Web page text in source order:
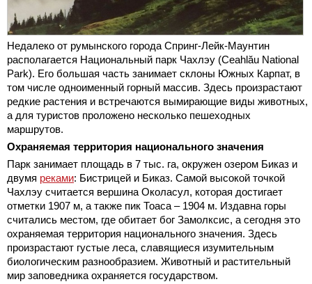
Недалеко от румынского города Спринг-Лейк-Маунтин
располагается Национальный парк Чахлэу (Ceahlău National
Park). Его большая часть занимает склоны Южных Карпат, в
том числе одноименный горный массив. Здесь произрастают
редкие растения и встречаются вымирающие виды животных,
а для туристов проложено несколько пешеходных
маршрутов.
Охраняемая территория национального значения
Парк занимает площадь в 7 тыс. га, окружен озером Биказ и
двумя реками: Бистрицей и Биказ. Самой высокой точкой
Чахлэу считается вершина Околасул, которая достигает
отметки 1907 м, а также пик Тоаса – 1904 м. Издавна горы
считались местом, где обитает бог Замолксис, а сегодня это
охраняемая территория национального значения. Здесь
произрастают густые леса, славящиеся изумительным
биологическим разнообразием. Животный и растительный
мир заповедника охраняется государством.